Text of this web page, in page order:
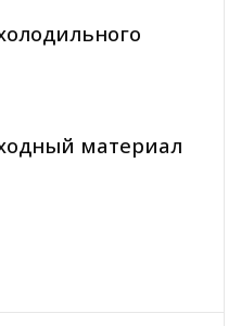
материал